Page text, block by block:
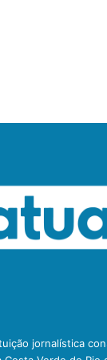
jornalística